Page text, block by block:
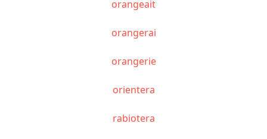
orangeait
orangerai
orangerie
orientera
rabiotera